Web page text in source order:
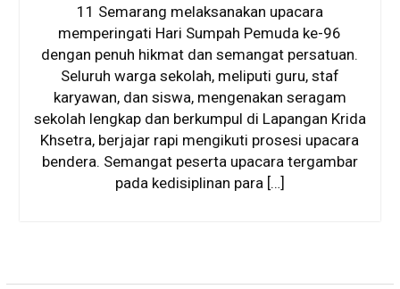
11 Semarang melaksanakan upacara
memperingati Hari Sumpah Pemuda ke-96
dengan penuh hikmat dan semangat persatuan.
Seluruh warga sekolah, meliputi guru, staf
karyawan, dan siswa, mengenakan seragam
sekolah lengkap dan berkumpul di Lapangan Krida
Khsetra, berjajar rapi mengikuti prosesi upacara
bendera. Semangat peserta upacara tergambar
pada kedisiplinan para […]